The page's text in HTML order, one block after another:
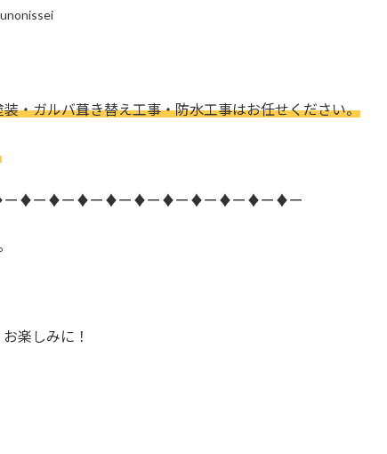
・ガルバ葺き替え工事・防水工事はお任せください。
♦ー♦ー♦ー♦ー♦ー♦ー♦ー♦ー♦ー♦ー
楽しみに！